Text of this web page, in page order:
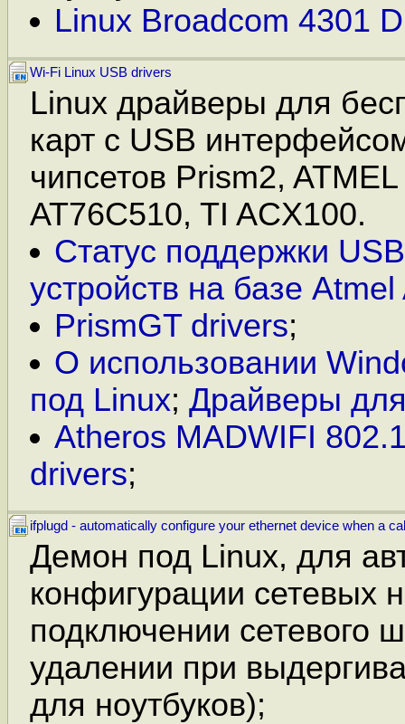
Linux Broadcom 4301
Wi-Fi Linux USB drivers
Linux драйверы для
карт с USB
чипсетов Prism2,
AT76C510, TI ACX100.
Статус поддержки
устройств на базе
PrismGT drivers;
О использовании
под Linux; Драйверы
Atheros MADWIFI
drivers;
ifplugd - automatically configure your ethernet device when a
Демон под Linux, для
конфигурации сетевых
подключении сетевого
удалении при
для ноутбуков);